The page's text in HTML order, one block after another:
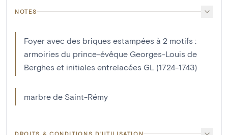
NOTES
Foyer avec des briques estampées à 2 motifs :
armoiries du prince-évêque Georges-Louis de
Berghes et initiales entrelacées GL (1724-1743)
marbre de Saint-Rémy